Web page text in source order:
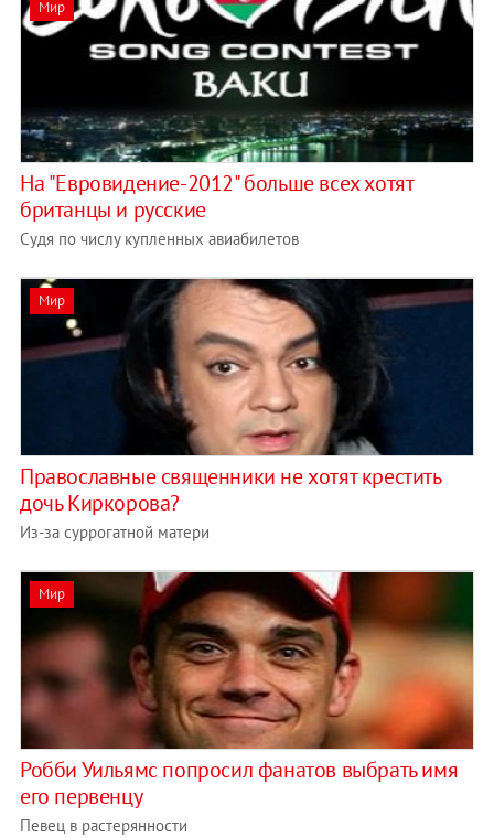
Мир
На "Евровидение-2012" больше всех хотят
британцы и русские
Судя по числу купленных авиабилетов
Мир
Православные священники не хотят крестить
дочь Киркорова?
Из-за суррогатной матери
Мир
Робби Уильямс попросил фанатов выбрать имя
его первенцу
Певец в растерянности